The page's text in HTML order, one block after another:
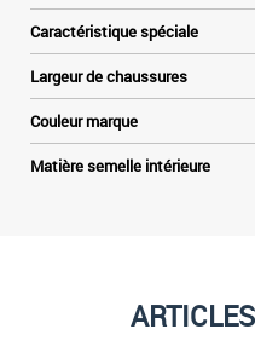
Caractéristique spéciale
Largeur de chaussures
Couleur marque
Matière semelle intérieure